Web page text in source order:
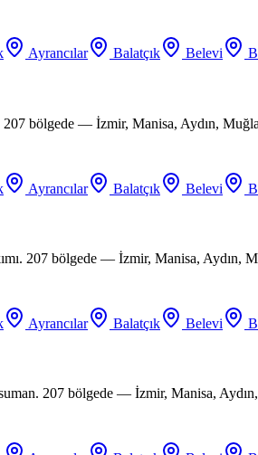
Ayrancılar Balatçık Belevi
bölgede — İzmir, Manisa, Aydın,
Ayrancılar Balatçık Belevi
207 bölgede — İzmir, Manisa, Aydın,
Ayrancılar Balatçık Belevi
207 bölgede — İzmir, Manisa,